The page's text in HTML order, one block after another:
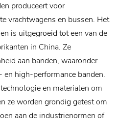
produceert voor
vrachtwagens en bussen. Het
is uitgegroeid tot een van de
in China. Ze
aan banden, waaronder
high-performance banden.
en materialen om
ze worden grondig getest om
aan de industrienormen of